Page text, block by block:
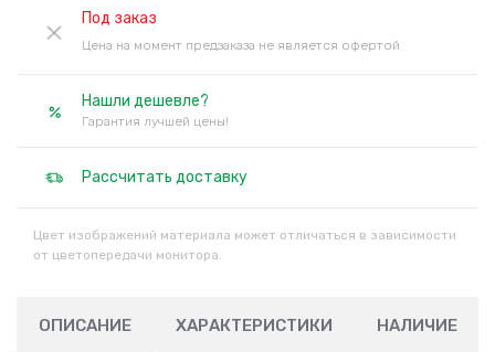
Под заказ
Цена на момент предзаказа не является офертой
Нашли дешевле?
Гарантия лучшей цены!
Рассчитать доставку
Цвет изображений материала может отличаться в зависимости
от цветопередачи монитора.
ОПИСАНИЕ ХАРАКТЕРИСТИКИ НАЛИЧИЕ